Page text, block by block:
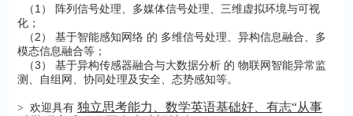
（1） 阵列信号处理、多媒体信号处理、三维虚拟环境与可视
化；
（2） 基于智能感知网络 的 多维信号处理、异构信息融合、多
模态信息融合等；
（3） 基于异构传感器融合与大数据分析 的 物联网智能异常监
测、自组网、协同处理及安全、态势感知等。
> 欢迎具有 独立思考能力、数学英语基础好、有志“从事